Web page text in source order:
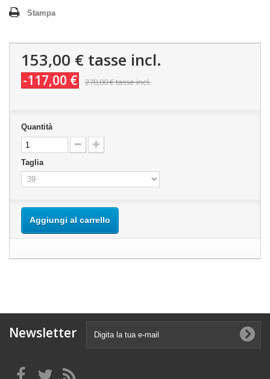
Stampa
153,00 € tasse incl.
-117,00 € 270,00 €tasse incl.
Quantità
Taglia
Aggiungi al carrello
Newsletter